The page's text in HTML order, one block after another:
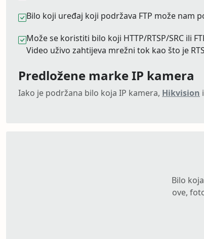
Bilo koji uređaj koji podržava FTP može nam
Može se koristiti bilo koji HTTP/RTSP/SRC ili
Video uživo zahtijeva mrežni tok kao što je
Predložene marke IP kamera
Iako je podržana bilo koja IP kamera, Hikvision i
Bilo
ove,